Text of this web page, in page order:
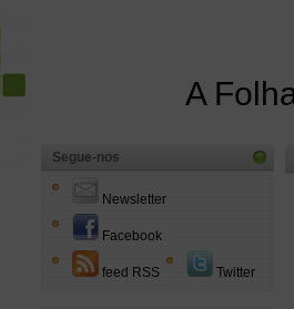
A
Segue-nos
Newsletter
Facebook
feed RSS Twitter